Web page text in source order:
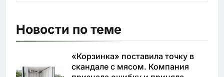
Новости по теме
«Корзинка» поставила точку в
скандале с мясом. Компания